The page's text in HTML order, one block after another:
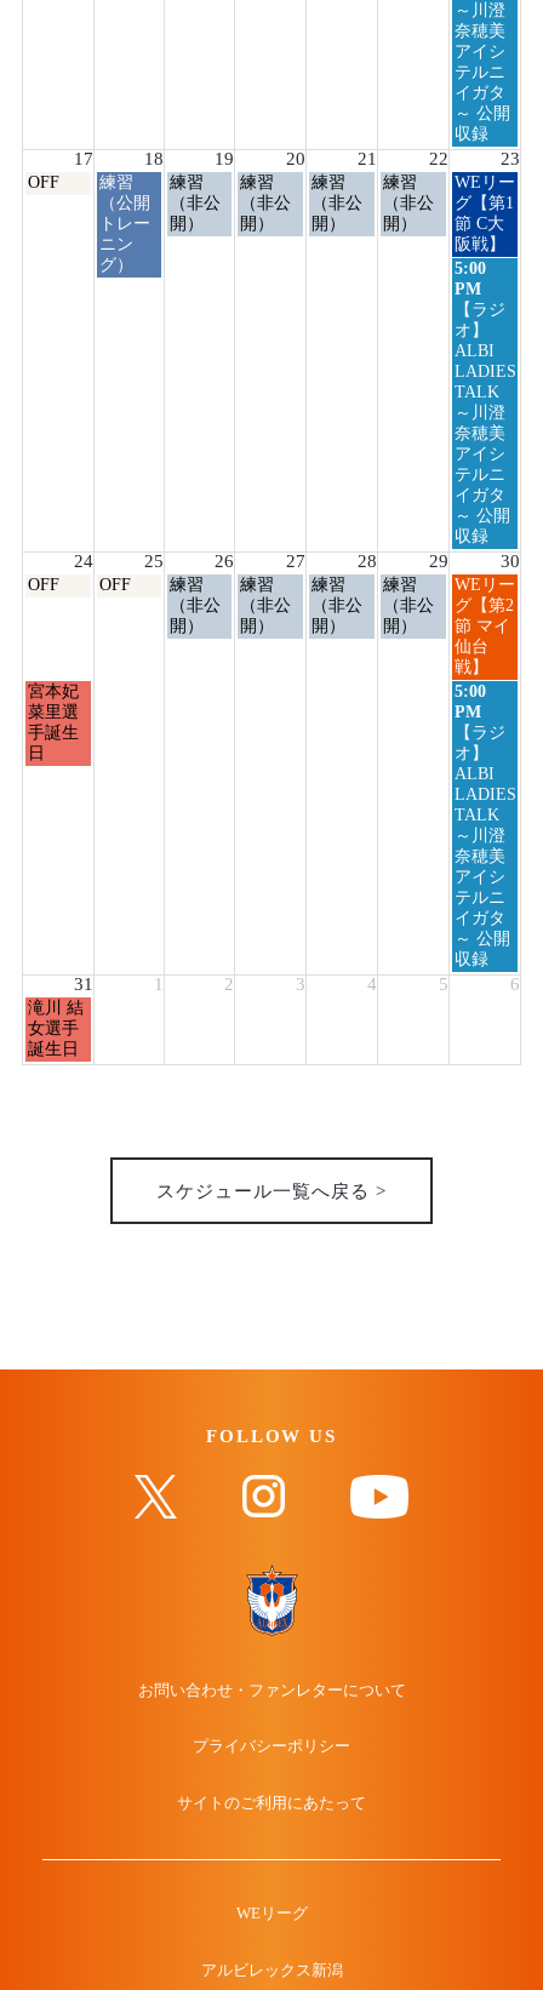
～川澄
奈穂美
アイシ
テルニ
イガタ
～ 公開
収録
17 18 19 20 21 22 23
月
OFF
火
曜
日,
8
月
練習
（公開
トレー
ニン
グ）
水
曜
日,
練習
（非公
開）
木
曜
日,
練習
（非公
開）
金
曜
日,
練習
（非公
開）
土
曜
日,
練習
（非公
開）
日
曜
日,
8
月
23rd
2026
WEリー
グ【第1
節 C大
阪戦】
日
曜
日,
8
月
23rd
2026
5:00
PM
【ラジ
オ】
ALBI
LADIES
TALK
～川澄
奈穂美
アイシ
テルニ
イガタ
～ 公開
収録
24 25 26 27 28 29 30
月
24th
2026
OFF
火
OFF
水
曜
日,
練習
（非公
開）
木
曜
日,
練習
（非公
開）
金
曜
日,
練習
（非公
開）
土
曜
日,
練習
（非公
開）
日
曜
日,
8
月
30th
2026
WEリー
グ【第2
節 マイ
仙台
戦】
月
曜
日,
8
宮本妃
菜里選
手誕生
日
日
曜
日,
8
月
30th
2026
5:00
PM
【ラジ
オ】
ALBI
LADIES
TALK
～川澄
奈穂美
アイシ
テルニ
イガタ
～ 公開
収録
31 1 2 3 4 5 6
月
曜
日,
8
滝川 結
女選手
誕生日
スケジュール一覧へ戻る >
FOLLOW US
お問い合わせ・ファンレターについて
プライバシーポリシー
サイトのご利用にあたって
WEリーグ
アルビレックス新潟